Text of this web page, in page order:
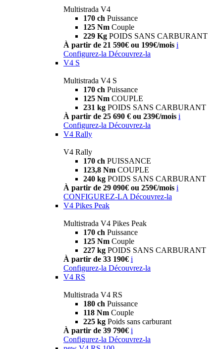
Multistrada V4
170 ch Puissance
125 Nm Couple
229 Kg POIDS SANS CARBURANT
À partir de 21 590€ ou 199€/mois i
Configurez-la Découvrez-la
V4 S
Multistrada V4 S
170 ch Puissance
125 Nm COUPLE
231 kg POIDS SANS CARBURANT
À partir de 25 690 € ou 239€/mois i
Configurez-la Découvrez-la
V4 Rally
V4 Rally
170 ch PUISSANCE
123,8 Nm COUPLE
240 kg POIDS SANS CARBURANT
À partir de 29 090€ ou 259€/mois i
CONFIGUREZ-LA Découvrez-la
V4 Pikes Peak
Multistrada V4 Pikes Peak
170 ch Puissance
125 Nm Couple
227 kg POIDS SANS CARBURANT
À partir de 33 190€ i
Configurez-la Découvrez-la
V4 RS
Multistrada V4 RS
180 ch Puissance
118 Nm Couple
225 kg Poids sans carburant
À partir de 39 790€ i
Configurez-la Découvrez-la